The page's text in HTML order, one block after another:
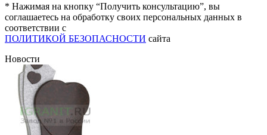
* Нажимая на кнопку “Получить консультацию”, вы
соглашаетесь на обработку своих персональных данных в
соответствии с
ПОЛИТИКОЙ БЕЗОПАСНОСТИ сайта
Новости